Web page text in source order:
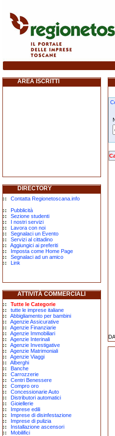
centri-benessere
AREA ISCRITTI
DIRECTORY
Contatta Regionetoscana.info
Pubblicità
Sezione studenti
I nostri servizi
Lavora con noi
Segnalaci un Evento
Servizi al cittadino
Aggiungici ai preferiti
Imposta come Home Page
Segnalaci ad un amico
Link
ATTIVITÀ COMMERCIALI
Tutte le Categorie
tutte le imprese italiane
Abbigliamento per bambini
Agenzie Assicurative
Agenzie Finanziarie
Agenzie Immobiliari
Agenzie Interinali
Agenzie Investigative
Agenzie Matrimoniali
Agenzie Viaggi
Alberghi
Banche
Carrozzerie
Centri Benessere
Compro oro
Concessionarie Auto
Distributori automatici
Gioiellerie
Imprese edili
Imprese di disinfestazione
Imprese di pulizia
Installazione ascensori
Mobilifici